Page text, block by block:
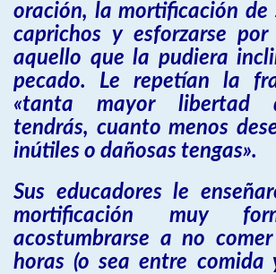
oración, la mortificación de
caprichos y esforzarse
aquello que la pudiera
pecado. Le repetían la
«tanta mayor libertad
tendrás, cuanto menos
inútiles o dañosas tengas».
Sus educadores le
mortificación muy
acostumbrarse a no
horas (o sea entre comida